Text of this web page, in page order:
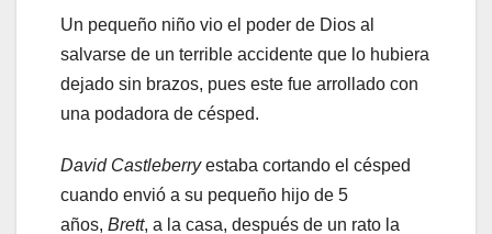
Un pequeño niño vio el poder de Dios al
salvarse de un terrible accidente que lo hubiera
dejado sin brazos, pues este fue arrollado con
una podadora de césped.
David Castleberryestaba cortando el césped
cuando envió a su pequeño hijo de 5
años, Brett, a la casa, después de un rato la